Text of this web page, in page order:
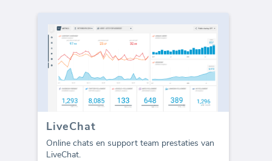
LiveChat
Online chats en support team prestaties van
LiveChat.